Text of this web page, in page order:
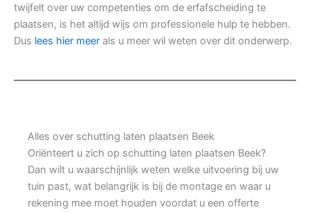
twijfelt over uw competenties om de erfafscheiding te
plaatsen, is het altijd wijs om professionele hulp te hebben.
Dus lees hier meer als u meer wil weten over dit onderwerp.
Alles over schutting laten plaatsen Beek
Oriënteert u zich op schutting laten plaatsen Beek?
Dan wilt u waarschijnlijk weten welke uitvoering bij uw
tuin past, wat belangrijk is bij de montage en waar u
rekening mee moet houden voordat u een offerte